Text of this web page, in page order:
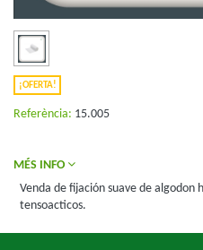
¡OFERTA!
Referència: 15.005
MÉS INFO
Venda de fijación suave de algodon
tensoacticos.